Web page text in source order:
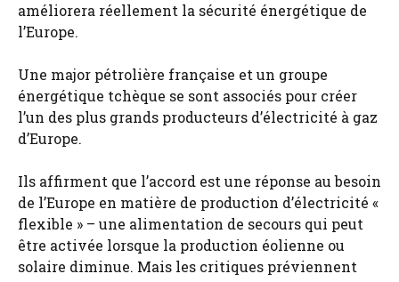
améliorera réellement la sécurité énergétique de
l’Europe.
Une major pétrolière française et un groupe
énergétique tchèque se sont associés pour créer
l’un des plus grands producteurs d’électricité à gaz
d’Europe.
Ils affirment que l’accord est une réponse au besoin
de l’Europe en matière de production d’électricité «
flexible » – une alimentation de secours qui peut
être activée lorsque la production éolienne ou
solaire diminue. Mais les critiques préviennent